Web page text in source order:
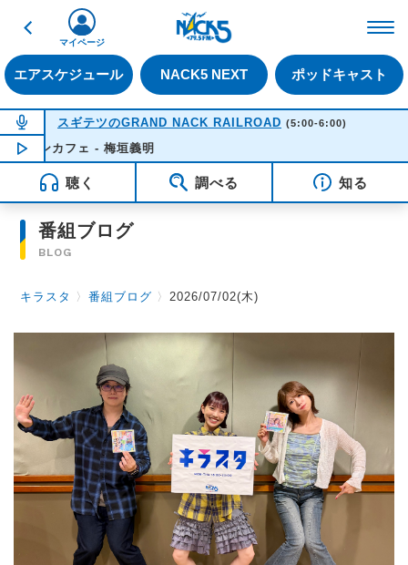
戻る
エアスケジュール NACK5 NEXT ポッドキャスト
マイページ
NOW ON AIR
スギテツのGRAND NACK RAILROAD (5:00-6:00)
NOW PLAYING05:42
ンカフェ - 梅垣義明
聴く 調べる 知る
番組ブログ
BLOG
キラスタ 〉番組ブログ 〉2026/07/02(木)